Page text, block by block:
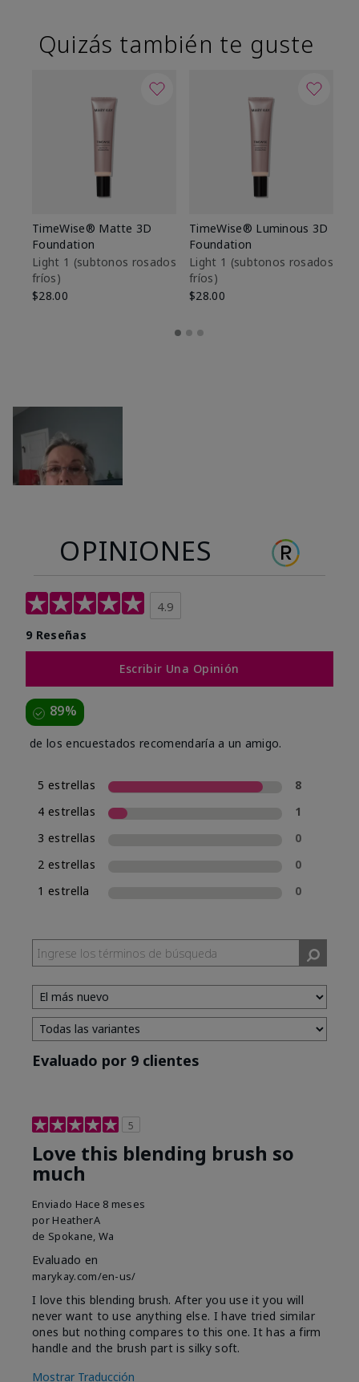
Quizás también te guste
TimeWise® Matte 3D
Foundation
Light 1​ (subtonos rosados
fríos)
$28.00
TimeWise® Luminous 3D
Foundation
Light 1​ (subtonos rosados
fríos)
$28.00
OPINIONES
4.9
9 Reseñas
Escribir Una Opinión
89%
de los encuestados recomendaría a un amigo.
5 estrellas
8
4 estrellas
1
3 estrellas
0
2 estrellas
0
1 estrella
0
Evaluado por 9 clientes
5
Love this blending brush so
much
Enviado Hace 8 meses
por HeatherA
de Spokane, Wa
Evaluado en
marykay.com/en-us/
I love this blending brush. After you use it you will
never want to use anything else. I have tried similar
ones but nothing compares to this one. It has a firm
handle and the brush part is silky soft.
Mostrar Traducción